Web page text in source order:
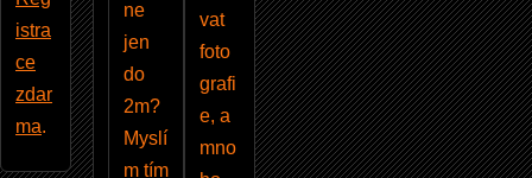
istra
ce
zdar
ma.
ne
jen
do
2m?
Myslí
m tím
vat
foto
grafi
e, a
mno